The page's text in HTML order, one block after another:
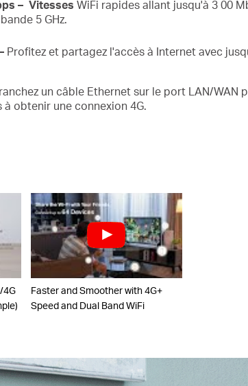
– Vitesses WiFi rapidesallant jusqu'à 300
bande 5 GHz.
Profitez et partagez l'accès à Internet avec
un câble Ethernet sur le port LAN/WAN
à obtenir uneconnexion 4G.
4G
Faster and Smoother with 4G+
Speed and Dual Band WiFi